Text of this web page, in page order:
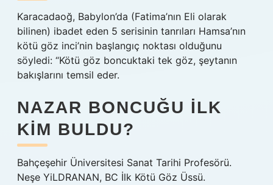
Karacadaoğ, Babylon’da (Fatima’nın Eli olarak
bilinen) ibadet eden 5 serisinin tanrıları Hamsa’nın
kötü göz inci’nin başlangıç ​​noktası olduğunu
söyledi: “Kötü göz boncuktaki tek göz, şeytanın
bakışlarını temsil eder.
NAZAR BONCUĞU ILK
KIM BULDU?
Bahçeşehir Üniversitesi Sanat Tarihi Profesörü.
Neşe YiLDRANAN, BC İlk Kötü Göz Üssü.